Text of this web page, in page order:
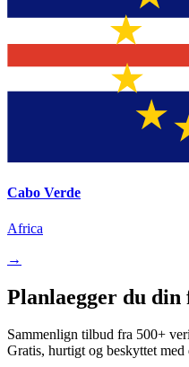
Cabo Verde
Africa
→
Planlaegger du
Sammenlign tilbud fra 500+
Gratis, hurtigt og beskyttet med